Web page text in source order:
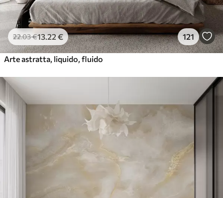
22.03€13.22 € 121
Arte astratta, liquido, fluido